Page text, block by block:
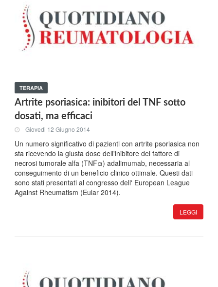
TERAPIA
Artrite psoriasica: inibitori del TNF sotto
dosati, ma efficaci
Giovedi 12 Giugno 2014
Un numero significativo di pazienti con artrite psoriasica non
sta ricevendo la giusta dose dell'inibitore del fattore di
necrosi tumorale alfa (TNFα) adalimumab, necessaria al
conseguimento di un beneficio clinico ottimale. Questi dati
sono stati presentati al congresso dell' European League
Against Rheumatism (Eular 2014).
LEGGI